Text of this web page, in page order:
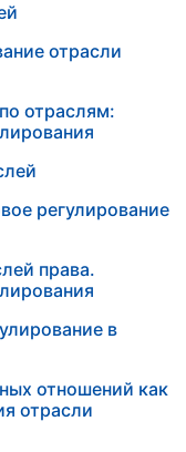
отрасли
отраслям:
регулирование
права.
в
отношений как
отрасли